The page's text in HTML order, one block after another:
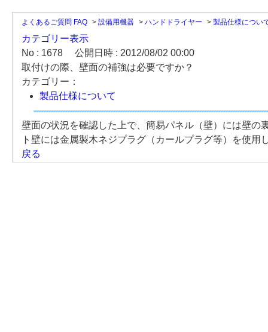
よくあるご質問 FAQ > 設備用機器 > ハンドドライヤー > 製品仕様につい
カテゴリー表示
No : 1678
公開日時 : 2012/08/02 00:00
取付けの際、壁面の補強は必要ですか？
カテゴリー：
製品仕様について
壁面の状況を確認した上で、簡易パネル（壁）には壁
ト壁には金属製木ネジプラグ（カールプラグ等）を使用
戻る